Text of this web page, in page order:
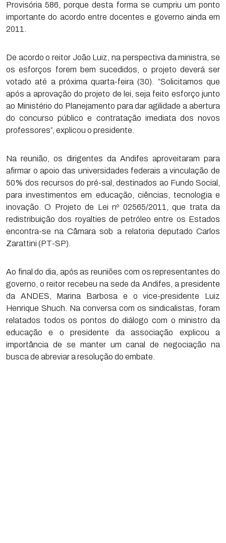
Provisória 586, porque desta forma se cumpriu um ponto
importante do acordo entre docentes e governo ainda em
2011.
De acordo o reitor João Luiz, na perspectiva da ministra, se
os esforços forem bem sucedidos, o projeto deverá ser
votado até a próxima quarta-feira (30). “Solicitamos que
após a aprovação do projeto de lei, seja feito esforço junto
ao Ministério do Planejamento para dar agilidade a abertura
do concurso público e contratação imediata dos novos
professores”, explicou o presidente.
Na reunião, os dirigentes da Andifes aproveitaram para
afirmar o apoio das universidades federais a vinculação de
50% dos recursos do pré-sal, destinados ao Fundo Social,
para investimentos em educação, ciências, tecnologia e
inovação. O Projeto de Lei nº 02565/2011, que trata da
redistribuição dos royalties de petróleo entre os Estados
encontra-se na Câmara sob a relatoria deputado Carlos
Zarattini (PT-SP).
Ao final do dia, após as reuniões com os representantes do
governo, o reitor recebeu na sede da Andifes, a presidente
da ANDES, Marina Barbosa e o vice-presidente Luiz
Henrique Shuch. Na conversa com os sindicalistas, foram
relatados todos os pontos do diálogo com o ministro da
educação e o presidente da associação explicou a
importância de se manter um canal de negociação na
busca de abreviar a resolução do embate.